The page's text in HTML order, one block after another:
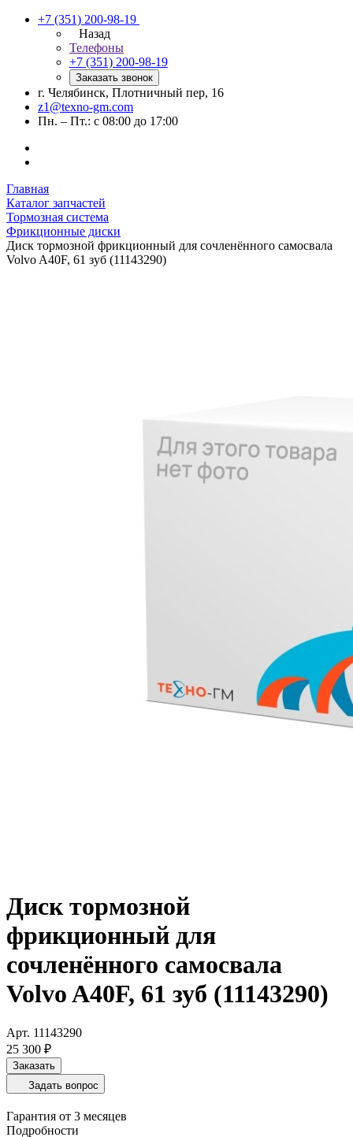
+7 (351) 200-98-19
Назад
Телефоны
+7 (351) 200-98-19
Заказать звонок
г. Челябинск, Плотничный пер, 16
z1@texno-gm.com
Пн. – Пт.: с 08:00 до 17:00
Главная
Каталог запчастей
Тормозная система
Фрикционные диски
Диск тормозной фрикционный для сочленённого самосвала
Volvo A40F, 61 зуб (11143290)
Диск тормозной
фрикционный для
сочленённого самосвала
Volvo A40F, 61 зуб (11143290)
Арт. 11143290
25 300 ₽
Заказать
Задать вопрос
Гарантия от 3 месяцев
Подробности